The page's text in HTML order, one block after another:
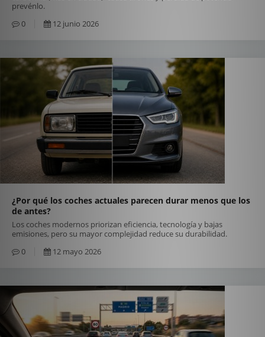
prevénlo.
0
12 junio 2026
¿Por qué los coches actuales parecen durar menos que los
de antes?
Los coches modernos priorizan eficiencia, tecnología y bajas
emisiones, pero su mayor complejidad reduce su durabilidad.
0
12 mayo 2026